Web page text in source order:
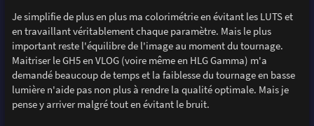
Je simplifie de plus en plus ma colorimétrie en évitant les LUTS et
en travaillant véritablement chaque paramètre. Mais le plus
important reste l'équilibre de l'image au moment du tournage.
Maitriser le GH5 en VLOG (voire même en HLG Gamma) m'a
demandé beaucoup de temps et la faiblesse du tournage en basse
lumière n'aide pas non plus à rendre la qualité optimale. Mais je
pense y arriver malgré tout en évitant le bruit.